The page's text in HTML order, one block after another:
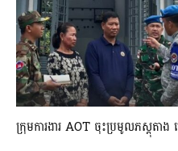
ក្រុមការងារ AOT ចុះប្រមូលភស្តុតា